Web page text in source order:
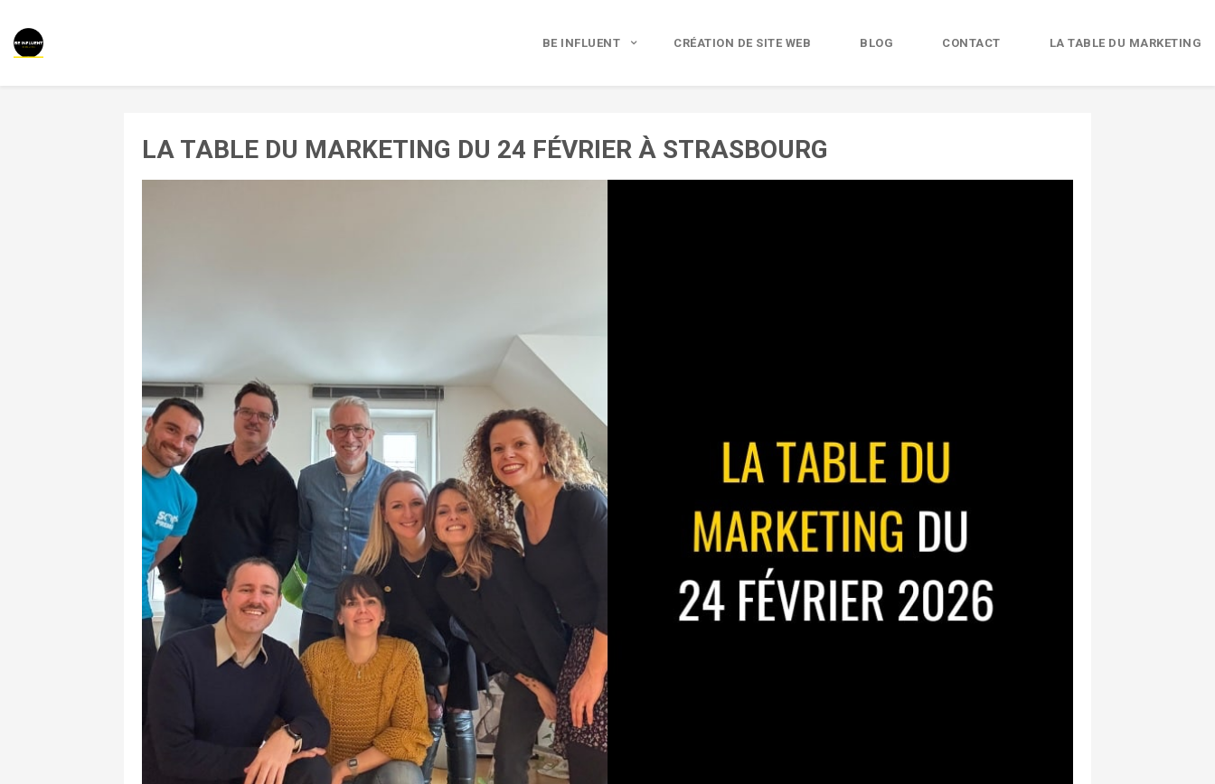
BE INFLUENT CRÉATION DE SITE WEB BLOG CONTACT LA TABLE DU MARKETING
LA TABLE DU MARKETING DU 24 FÉVRIER À STRASBOURG